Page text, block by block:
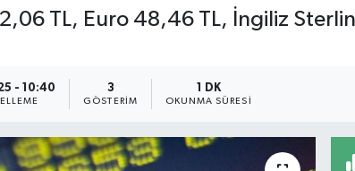
TL, Euro 48,46 TL, İngiliz
- 10:40 3
GÖSTERIM
1 DK
OKUNMA SÜRESI